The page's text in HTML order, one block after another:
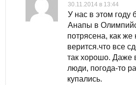
30.11.2014 в 13:44
У нас в этом году
Анапы в
потрясена, как же
верится.что все
так хорошо. Даже
люди, погода-то
купались.